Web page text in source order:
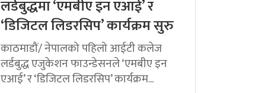
लर्डबुद्धमा ‘एमबीए इन एआई’ र
‘डिजिटल लिडरसिप’ कार्यक्रम सुरु
काठमाडौं/ नेपालको पहिलो आईटी कलेज
लर्डबुद्ध एजुकेशन फाउन्डेसनले ‘एमबीए इन
एआई’ र ‘डिजिटल लिडरसिप’ कार्यक्रम...